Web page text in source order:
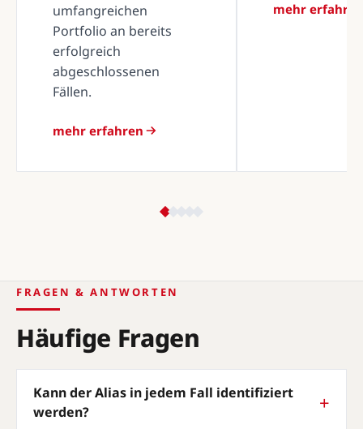
umfangreichen
Portfolio an bereits
erfolgreich
abgeschlossenen
Fällen.
mehr erfahren
mehr erfahren
FRAGEN & ANTWORTEN
Häufige Fragen
Kann der Alias in jedem Fall identifiziert
werden?